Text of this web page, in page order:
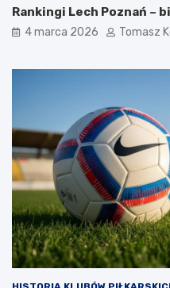
Rankingi Lech Poznań –
4 marca 2026 Tomasz